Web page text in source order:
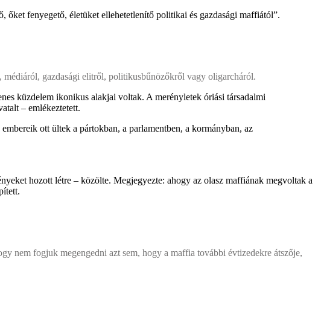
őket fenyegető, életüket ellehetetlenítő politikai és gazdasági maffiától”.
gazdasági elitről, politikusbűnözőkről vagy oligarcháról.
küzdelem ikonikus alakjai voltak. A merényletek óriási társadalmi
– emlékeztetett.
ott ültek a pártokban, a parlamentben, a kormányban, az
hozott létre – közölte. Megjegyezte: ahogy az olasz maffiának megvoltak a
nem fogjuk megengedni azt sem, hogy a maffia további évtizedekre átszője,